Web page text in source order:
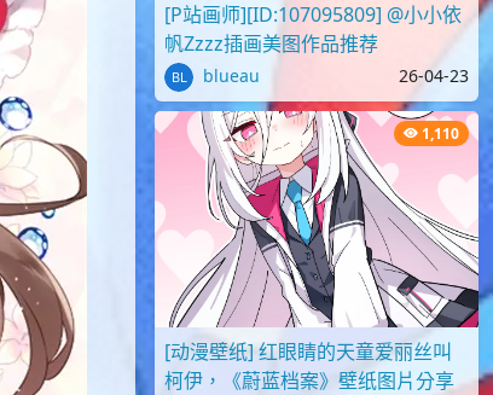
[P站画师][ID:107095809] @小小依
帆Zzzz插画美图作品推荐
blueau 26-04-23
1,110
[动漫壁纸] 红眼睛的天童爱丽丝叫
柯伊，《蔚蓝档案》壁纸图片分享